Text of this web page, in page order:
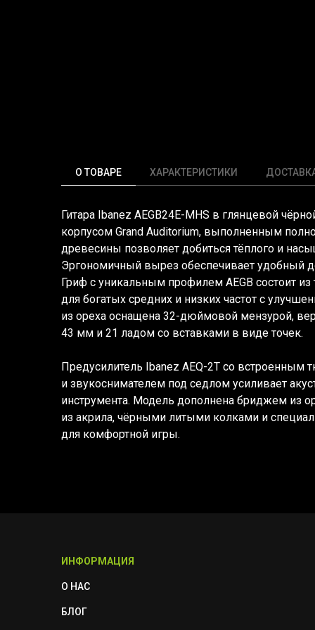
О ТОВАРЕ ХАРАКТЕРИСТИКИ
Гитара Ibanez AEGB24E-MHS в глянцевой
корпусом Grand Auditorium, выполненным
древесины позволяет добиться тёплого и
Эргономичный вырез обеспечивает удобный
Гриф с уникальным профилем AEGB состоит из
для богатых средних и низких частот с
из ореха оснащена 32-дюймовой мензурой,
43 мм и 21 ладом со вставками в виде точек.
Предусилитель Ibanez AEQ-2T со встроенным
и звукоснимателем под седлом усиливает
инструмента. Модель дополнена бриджем из
из акрила, чёрными литыми колками и
для комфортной игры.
ИНФОРМАЦИЯ
О НАС
БЛОГ